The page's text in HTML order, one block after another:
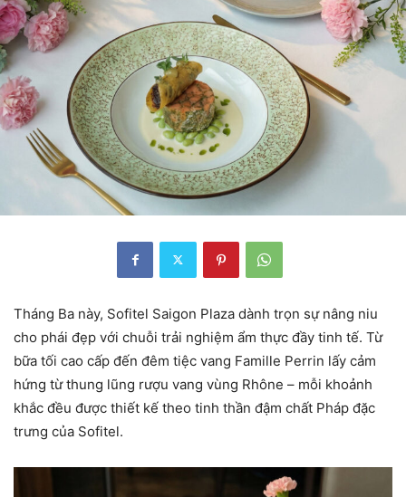
Tháng Ba này, Sofitel Saigon Plaza dành trọn sự nâng niu
cho phái đẹp với chuỗi trải nghiệm ẩm thực đầy tinh tế. Từ
bữa tối cao cấp đến đêm tiệc vang Famille Perrin lấy cảm
hứng từ thung lũng rượu vang vùng Rhône – mỗi khoảnh
khắc đều được thiết kế theo tinh thần đậm chất Pháp đặc
trưng của Sofitel.